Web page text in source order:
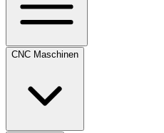
CNC Maschinen